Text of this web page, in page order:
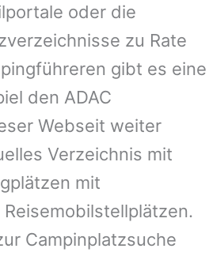
oder die
zu Rate
gibt es eine
den ADAC
Webseit weiter
Verzeichnis mit
mit
Campinplatzsuche